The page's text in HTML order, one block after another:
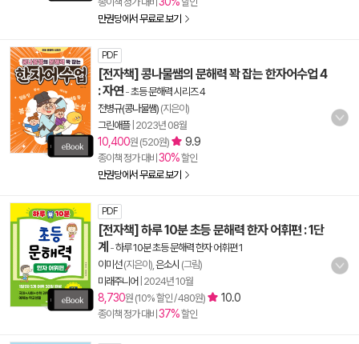
만권당에서 무료로 보기
PDF
[전자책] 콩나물쌤의 문해력 꽉 잡는 한자어수업 4
: 자연-초등 문해력 시리즈 4
전병규(콩나물쌤) (지은이)
그린애플| 2023년 08월
10,400원 (520원) 9.9
종이책 정가 대비 30%할인
만권당에서 무료로 보기
PDF
[전자책] 하루 10분 초등 문해력 한자 어휘편 : 1단
계 -하루 10분 초등 문해력 한자 어휘편 1
이미선(지은이), 은소시 (그림)
미래주니어 2024년 10월
8,730원 (10% 할인 / 480원) 10.0
종이책 정가 대비 37%할인